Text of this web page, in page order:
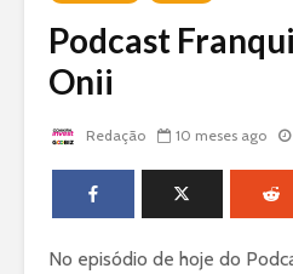
Podcast
Onii
Redação 10 meses ago
No episódio de hoje do